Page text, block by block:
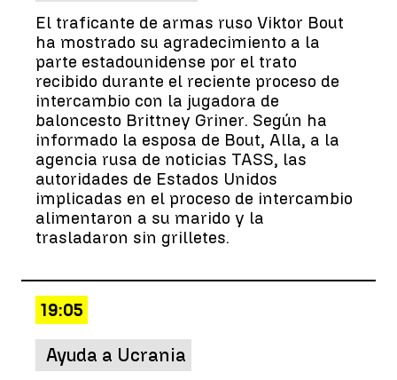
El traficante de armas ruso Viktor Bout
ha mostrado su agradecimiento a la
parte estadounidense por el trato
recibido durante el reciente proceso de
intercambio con la jugadora de
baloncesto Brittney Griner. Según ha
informado la esposa de Bout, Alla, a la
agencia rusa de noticias TASS, las
autoridades de Estados Unidos
implicadas en el proceso de intercambio
alimentaron a su marido y la
trasladaron sin grilletes.
19:05
Ayuda a Ucrania